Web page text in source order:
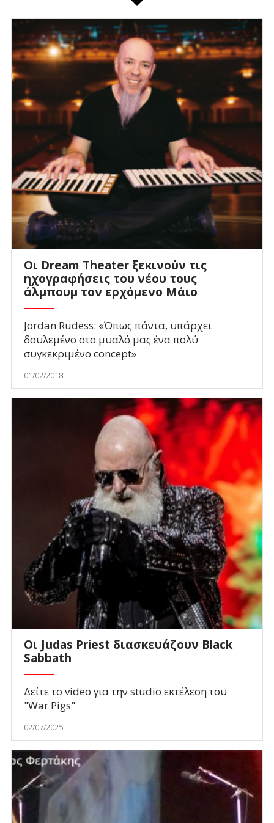
Οι Dream Theater ξεκινούν τις
ηχογραφήσεις του νέου τους
άλμπουμ τον ερχόμενο Μάιο
Jordan Rudess: «Όπως πάντα, υπάρχει
δουλεμένο στο μυαλό μας ένα πολύ
συγκεκριμένο concept»
01/02/2018
Οι Judas Priest διασκευάζουν Black
Sabbath
Δείτε το video για την studio εκτέλεση του
"War Pigs"
02/07/2025